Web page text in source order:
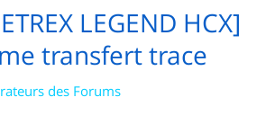
LEGEND HCX]
transfert trace
des Forums